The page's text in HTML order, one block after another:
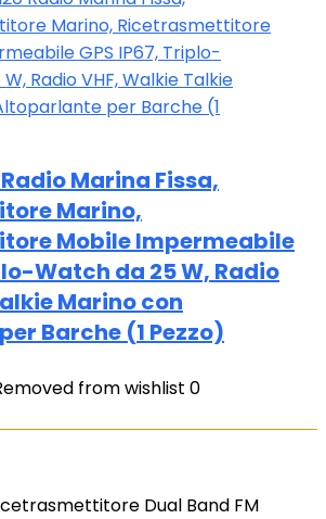
Marina Fissa,
Marino,
Mobile Impermeabile
Watch da 25 W, Radio
Marino con
Barche (1 Pezzo)
from wishlist 0
Dual Band FM